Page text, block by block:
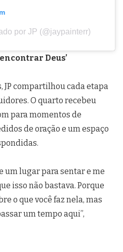
por JP (@jaypainterr)
Deus’
JP compartilhou cada etapa
O quarto recebeu
para momentos de
de oração e um espaço
um lugar para sentar e me
isso não bastava. Porque
o que você faz nela, mas
um tempo aqui”,